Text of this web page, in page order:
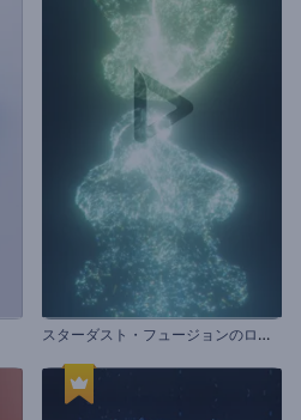
ス
ターダスト・フュージョンのロゴ動画